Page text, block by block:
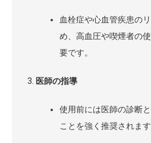
血栓症や心血管疾患の
め、高血圧や喫煙者の
要です。
医師の指導
使用前には医師の診断
ことを強く推奨されます